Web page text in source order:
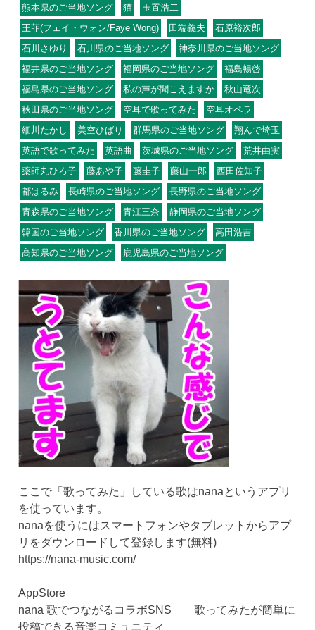
熊本県のご当地ソング
猫
玉置浩二
王菲(フェイ・ウォン/Faye Wong)
田端義夫
石原裕次郎
石川さゆり
石川県のご当地ソング
神奈川県のご当地ソング
福井県のご当地ソング
福岡県のご当地ソング
福島暢啓
福島県のご当地ソング
私の声が聞こえますか
秋山竜次
秋田県のご当地ソング
空耳で歌ってみた
空耳オペラ
細川たかし
美空ひばり 群馬県のご当地ソング
翔んで埼玉
英語で歌ってみた
英語曲 茨城県のご当地ソング
荒井由実
薬師丸ひろ子
藤あや子 藤圭子 藤山一郎
西田佐知子
都はるみ
長崎県のご当地ソング
長野県のご当地ソング
青森県のご当地ソング
青江三奈
静岡県のご当地ソング
韓国のご当地ソング
香川県のご当地ソング
高田浩吉
高知県のご当地ソング
鹿児島県のご当地ソング
ここで「歌ってみた」している歌はnanaというアプリ
を使っています。
nanaを使うにはスマートフォンやタブレットからアプ
リをダウンロードして登録します(無料)
https://nana-music.com/
AppStore
nana 歌でつながるコラボSNS 歌ってみたが簡単に
投稿できる音楽コミュニティ